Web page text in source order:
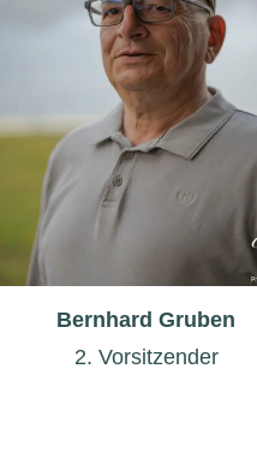
Bernhard Gruben
2. Vorsitzender